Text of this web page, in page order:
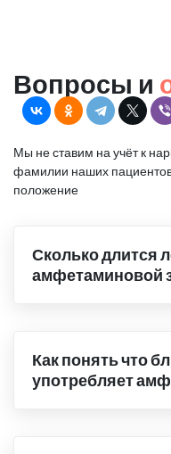
Вопросы и
Мы не ставим на учёт к
фамилии наших
положение
Сколько длится
амфетаминовой
Как понять что
употребляет